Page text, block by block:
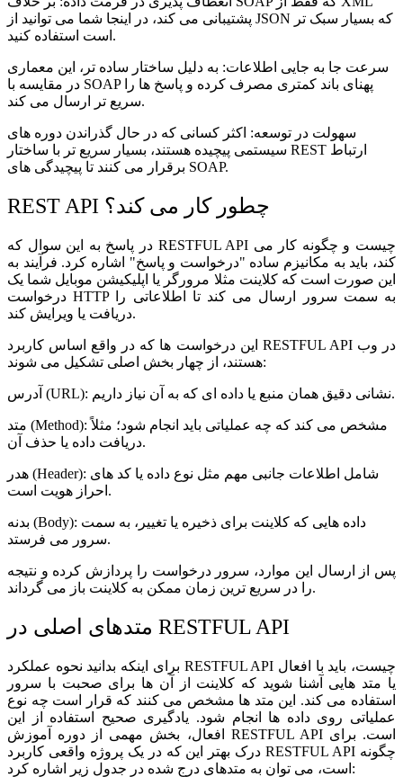
پشتیبانی می کند، در اینجا شما می توانید از JSON که بسیار سبک تر
است استفاده کنید.
سرعت جا به جایی اطلاعات: به دلیل ساختار ساده تر، این معماری
در مقایسه با SOAP پهنای باند کمتری مصرف کرده و پاسخ ها را
سریع تر ارسال می کند.
سهولت در توسعه: اکثر کسانی که در حال گذراندن دوره های
سیستمی پیچیده هستند، بسیار سریع تر با ساختار REST ارتباط
برقرار می کنند تا پیچیدگی های SOAP.
REST API چطور کار می کند؟
در پاسخ به این سوال که RESTFUL API چیست و چگونه کار می
کند، باید به مکانیزم ساده "درخواست و پاسخ" اشاره کرد. فرآیند به
این صورت است که کلاینت مثلا مرورگر یا اپلیکیشن موبایل شما یک
درخواست HTTP به سمت سرور ارسال می کند تا اطلاعاتی را
دریافت یا ویرایش کند.
این درخواست ها که در واقع اساس کاربرد RESTFUL API در وب
هستند، از چهار بخش اصلی تشکیل می شوند:
آدرس (URL): نشانی دقیق همان منبع یا داده ای که به آن نیاز داریم.
متد (Method): مشخص می کند که چه عملیاتی باید انجام شود؛ مثلاً
دریافت داده یا حذف آن.
هدر (Header): شامل اطلاعات جانبی مهم مثل نوع داده یا کد های
احراز هویت است.
بدنه (Body): داده هایی که کلاینت برای ذخیره یا تغییر، به سمت
سرور می فرستد.
پس از ارسال این موارد، سرور درخواست را پردازش کرده و نتیجه
را در سریع ترین زمان ممکن به کلاینت باز می گرداند.
متدهای اصلی در RESTFUL API
برای اینکه بدانید نحوه عملکرد RESTFUL API چیست، باید با افعال
یا متد هایی آشنا شوید که کلاینت از آن ها برای صحبت با سرور
استفاده می کند. این متد ها مشخص می کنند که قرار است چه نوع
عملیاتی روی داده ها انجام شود. یادگیری صحیح استفاده از این
افعال، بخش مهمی از دوره آموزش RESTFUL API است. برای
درک بهتر این که در یک پروژه واقعی کاربرد RESTFUL API چگونه
است، می توان به متدهای درج شده در جدول زیر اشاره کرد: